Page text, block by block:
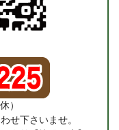
）
せ下さいませ。